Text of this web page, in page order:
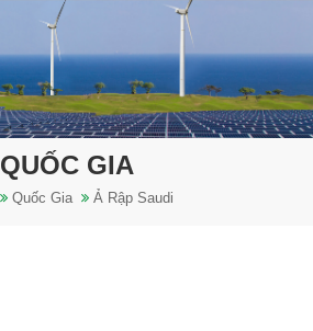
QUỐC GIA
Quốc Gia Ả Rập Saudi